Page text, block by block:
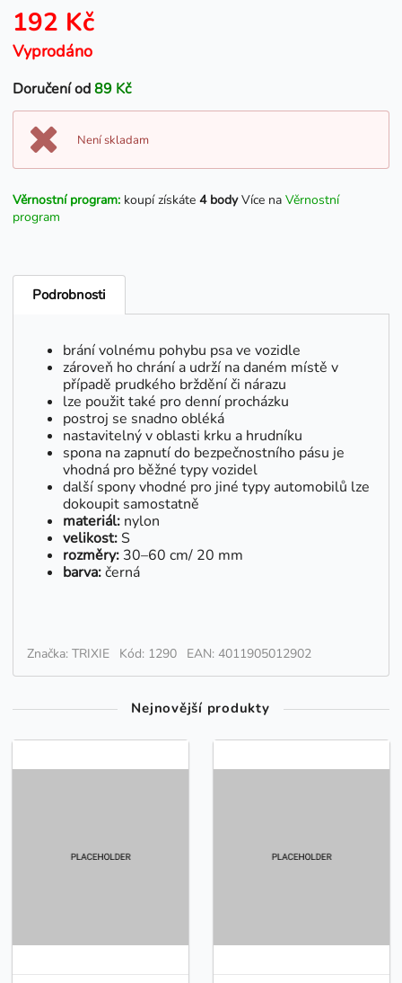
192 Kč
Vyprodáno
Doručení od89 Kč
Není skladam
Věrnostní program: koupí získáte 4 bodyVíce na Věrnostní
program
Podrobnosti
brání volnému pohybu psa ve vozidle
zároveň ho chrání a udrží na daném místě v
případě prudkého brždění či nárazu
lze použit také pro denní procházku
postroj se snadno obléká
nastavitelný v oblasti krku a hrudníku
spona na zapnutí do bezpečnostního pásu je
vhodná pro běžné typy vozidel
další spony vhodné pro jiné typy automobilů lze
dokoupit samostatně
materiál: nylon
velikost:S
rozměry: 30–60 cm/ 20 mm
barva:černá
Značka: TRIXIE Kód: 1290 EAN: 4011905012902
Nejnovější produkty